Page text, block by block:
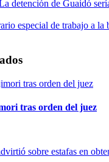
detención de Guaidó
especial de trabajo a la
tras orden del juez